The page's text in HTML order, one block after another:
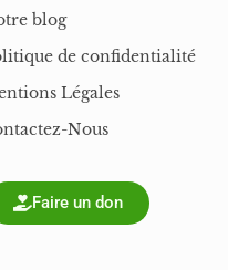
blog
de confidentialité
Légales
Nous
Faire un don